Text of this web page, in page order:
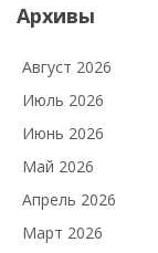
Архивы
Август 2026
Июль 2026
Июнь 2026
Май 2026
Апрель 2026
Март 2026